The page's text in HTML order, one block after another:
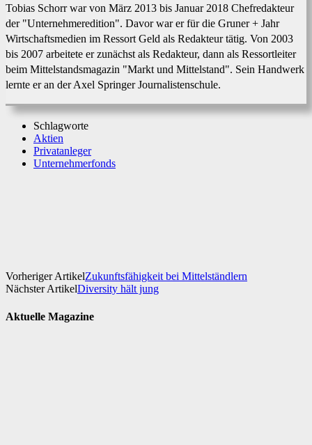
Tobias Schorr war von März 2013 bis Januar 2018 Chefredakteur
der "Unternehmeredition". Davor war er für die Gruner + Jahr
Wirtschaftsmedien im Ressort Geld als Redakteur tätig. Von 2003
bis 2007 arbeitete er zunächst als Redakteur, dann als Ressortleiter
beim Mittelstandsmagazin "Markt und Mittelstand". Sein Handwerk
lernte er an der Axel Springer Journalistenschule.
Schlagworte
Aktien
Privatanleger
Unternehmerfonds
Vorheriger ArtikelZukunftsfähigkeit bei Mittelständlern
Nächster ArtikelDiversity hält jung
Aktuelle Magazine